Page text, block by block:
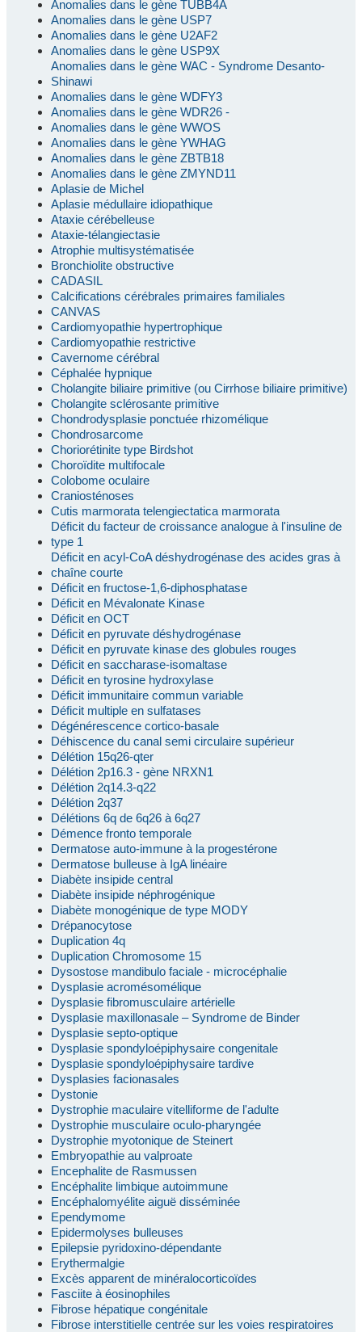
Anomalies dans le gène TUBB4A
Anomalies dans le gène USP7
Anomalies dans le gène U2AF2
Anomalies dans le gène USP9X
Anomalies dans le gène WAC - Syndrome Desanto-
Shinawi
Anomalies dans le gène WDFY3
Anomalies dans le gène WDR26 -
Anomalies dans le gène WWOS
Anomalies dans le gène YWHAG
Anomalies dans le gène ZBTB18
Anomalies dans le gène ZMYND11
Aplasie de Michel
Aplasie médullaire idiopathique
Ataxie cérébelleuse
Ataxie-télangiectasie
Atrophie multisystématisée
Bronchiolite obstructive
CADASIL
Calcifications cérébrales primaires familiales
CANVAS
Cardiomyopathie hypertrophique
Cardiomyopathie restrictive
Cavernome cérébral
Céphalée hypnique
Cholangite biliaire primitive (ou Cirrhose biliaire primitive)
Cholangite sclérosante primitive
Chondrodysplasie ponctuée rhizomélique
Chondrosarcome
Choriorétinite type Birdshot
Choroïdite multifocale
Colobome oculaire
Craniosténoses
Cutis marmorata telengiectatica marmorata
Déficit du facteur de croissance analogue à l'insuline de
type 1
Déficit en acyl-CoA déshydrogénase des acides gras à
chaîne courte
Déficit en fructose-1,6-diphosphatase
Déficit en Mévalonate Kinase
Déficit en OCT
Déficit en pyruvate déshydrogénase
Déficit en pyruvate kinase des globules rouges
Déficit en saccharase-isomaltase
Déficit en tyrosine hydroxylase
Déficit immunitaire commun variable
Déficit multiple en sulfatases
Dégénérescence cortico-basale
Déhiscence du canal semi circulaire supérieur
Délétion 15q26-qter
Délétion 2p16.3 - gène NRXN1
Délétion 2q14.3-q22
Délétion 2q37
Délétions 6q de 6q26 à 6q27
Démence fronto temporale
Dermatose auto-immune à la progestérone
Dermatose bulleuse à IgA linéaire
Diabète insipide central
Diabète insipide néphrogénique
Diabète monogénique de type MODY
Drépanocytose
Duplication 4q
Duplication Chromosome 15
Dysostose mandibulo faciale - microcéphalie
Dysplasie acromésomélique
Dysplasie fibromusculaire artérielle
Dysplasie maxillonasale – Syndrome de Binder
Dysplasie septo-optique
Dysplasie spondyloépiphysaire congenitale
Dysplasie spondyloépiphysaire tardive
Dysplasies facionasales
Dystonie
Dystrophie maculaire vitelliforme de l'adulte
Dystrophie musculaire oculo-pharyngée
Dystrophie myotonique de Steinert
Embryopathie au valproate
Encephalite de Rasmussen
Encéphalite limbique autoimmune
Encéphalomyélite aiguë disséminée
Ependymome
Epidermolyses bulleuses
Epilepsie pyridoxino-dépendante
Erythermalgie
Excès apparent de minéralocorticoïdes
Fasciite à éosinophiles
Fibrose hépatique congénitale
Fibrose interstitielle centrée sur les voies respiratoires